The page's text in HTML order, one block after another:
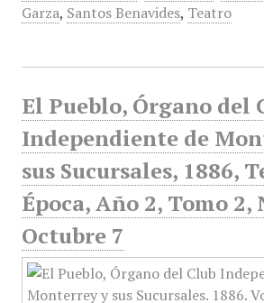
Garza, Santos Benavides, Teatro
El Pueblo, Órgano del
Independiente de
sus Sucursales, 1886,
Época, Año 2, Tomo 2,
Octubre 7